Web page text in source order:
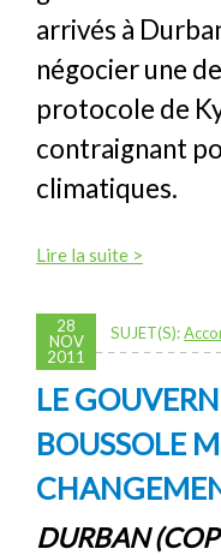
arrivés à
négocier une
protocole de
contraignant
climatiques.
Lire la suite >
28
NOV
2011
SUJET(S):
LE
BOUSSOLE
DURBAN